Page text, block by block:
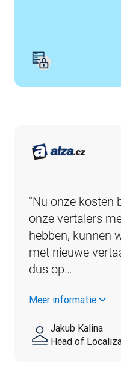
"Nu onze kosten
onze vertalers
hebben, kunnen
met nieuwe
dus op…
Meer informatie
Jakub Kalina
Head of